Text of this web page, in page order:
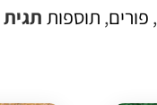
, פורים, תוספות תגית